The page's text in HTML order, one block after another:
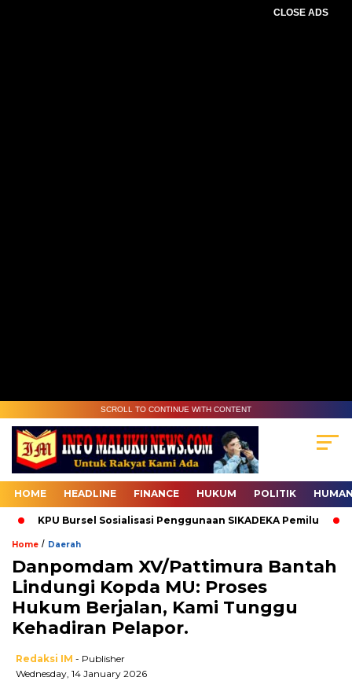
CLOSE ADS
SCROLL TO CONTINUE WITH CONTENT
HOME HEADLINE FINANCE HUKUM POLITIK
KPU Bursel Sosialisasi Penggunaan SIKADEKA Pemilu
Home / Daerah
Danpomdam XV/Pattimura Bantah
Lindungi Kopda MU: Proses
Hukum Berjalan, Kami Tunggu
Kehadiran Pelapor.
Redaksi IM - Publisher
Wednesday, 14 January 2026